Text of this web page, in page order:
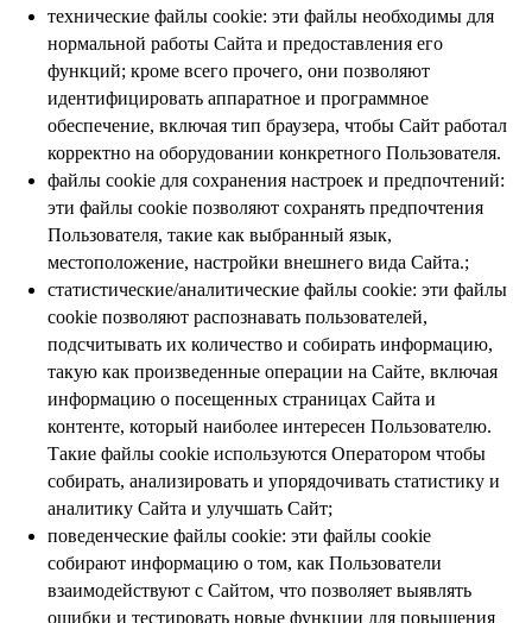
технические файлы cookie: эти файлы необходимы для
нормальной работы Сайта и предоставления его
функций; кроме всего прочего, они позволяют
идентифицировать аппаратное и программное
обеспечение, включая тип браузера, чтобы Сайт работал
корректно на оборудовании конкретного Пользователя.
файлы cookie для сохранения настроек и предпочтений:
эти файлы cookie позволяют сохранять предпочтения
Пользователя, такие как выбранный язык,
местоположение, настройки внешнего вида Сайта.;
статистические/аналитические файлы cookie: эти файлы
cookie позволяют распознавать пользователей,
подсчитывать их количество и собирать информацию,
такую как произведенные операции на Сайте, включая
информацию о посещенных страницах Сайта и
контенте, который наиболее интересен Пользователю.
Такие файлы cookie используются Оператором чтобы
собирать, анализировать и упорядочивать статистику и
аналитику Сайта и улучшать Сайт;
поведенческие файлы cookie: эти файлы cookie
собирают информацию о том, как Пользователи
взаимодействуют с Сайтом, что позволяет выявлять
ошибки и тестировать новые функции для повышения